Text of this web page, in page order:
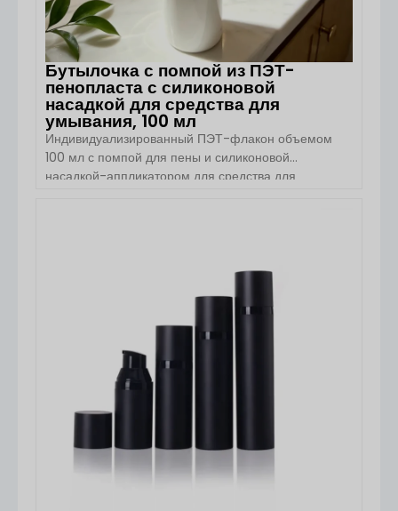
Бутылочка с помпой из ПЭТ-
пенопласта с силиконовой
насадкой для средства для
умывания, 100 мл
Индивидуализированный ПЭТ-флакон объемом
100 мл с помпой для пены и силиконовой
насадкой-аппликатором для средства для
средств по уходу за кожей лица и очищению кожи.
Благодаря сочетанию лёгкого ПЭТ-флакона с
мягким силиконовым массажным аппликатором это
упаковочное решение превращает жидкое
очищающее средство в […]